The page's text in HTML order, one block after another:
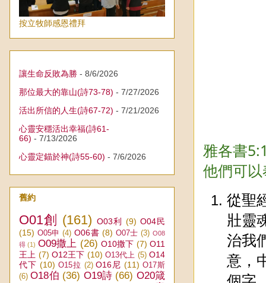
雅各書
他們可
從聖
壯靈
治我
意，
按立牧師感恩禮拜
讓生命反敗為勝 - 8/6/2026
那位最大的靠山(詩73-78) - 7/27/2026
活出所信的人生(詩67-72) - 7/21/2026
心靈安穩活出幸福(詩61-
66) - 7/13/2026
心靈定錨於神(詩55-60) - 7/6/2026
舊約
O01創 (161) O03利 (9) O04民
(15) O05申 (4) O06書 (8) O07士 (3) O08
得 (1) O09撒上 (26) O10撒下 (7) O11
王上 (7) O12王下 (10) O13代上 (5) O14
代下 (10) O15拉 (2) O16尼 (11) O17斯
(6) O18伯 (36) O19詩 (66) O20箴